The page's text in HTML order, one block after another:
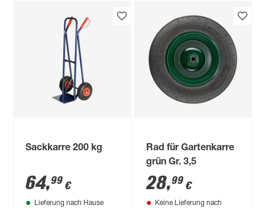
Sackkarre 200 kg
64,99 €
Lieferung nach Hause
Rad für Gartenkarre
grün Gr. 3,5
28,99 €
Keine Lieferung nach